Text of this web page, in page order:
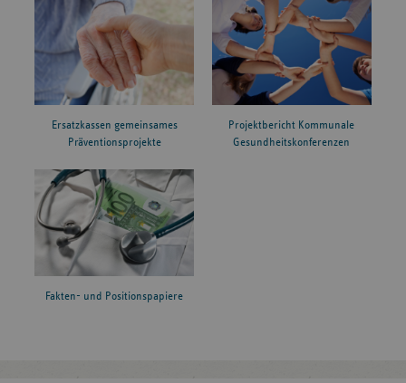
Ersatzkassen gemeinsames
Präventionsprojekte
Projektbericht Kommunale
Gesundheitskonferenzen
Fakten- und Positionspapiere